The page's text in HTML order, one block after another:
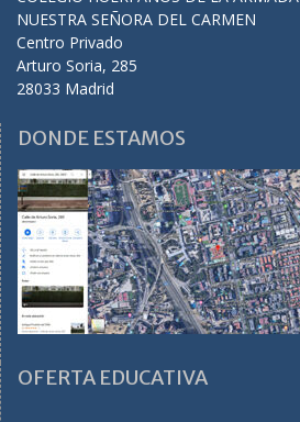
NUESTRA SEÑORA DEL CARMEN
Centro Privado
Arturo Soria, 285
28033 Madrid
DONDE ESTAMOS
OFERTA EDUCATIVA